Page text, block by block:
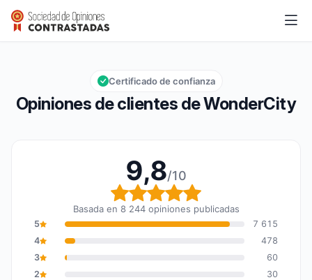
WonderCity
Calificación global: 9,8 de 10
9,8/10
Opiniones de clientes de WonderCity
Certificado de confianza
9,8/10
Calificación global: 9,8
Basada en 8 244 opiniones publicadas
5
7 615
4
478
3
60
2
30